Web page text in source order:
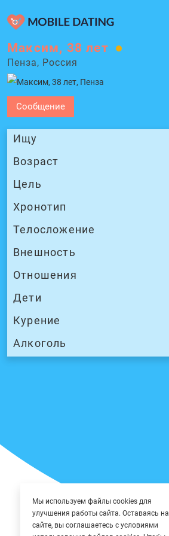
Сообщение
Ищу
Возраст
Цель
Хронотип
Телосложение
Внешность
Отношения
Дети
Курение
Алкоголь
Максим, 38 лет
Пенза, Россия
Мы используем файлы cookies для
улучшения работы сайта. Оставаясь на
сайте, вы соглашаетесь с условиями